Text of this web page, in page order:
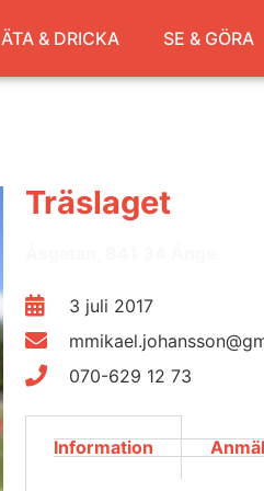
ÄTA & DRICKA SE & GÖRA
Träslaget
3 juli 2017
070-629 12 73
Information